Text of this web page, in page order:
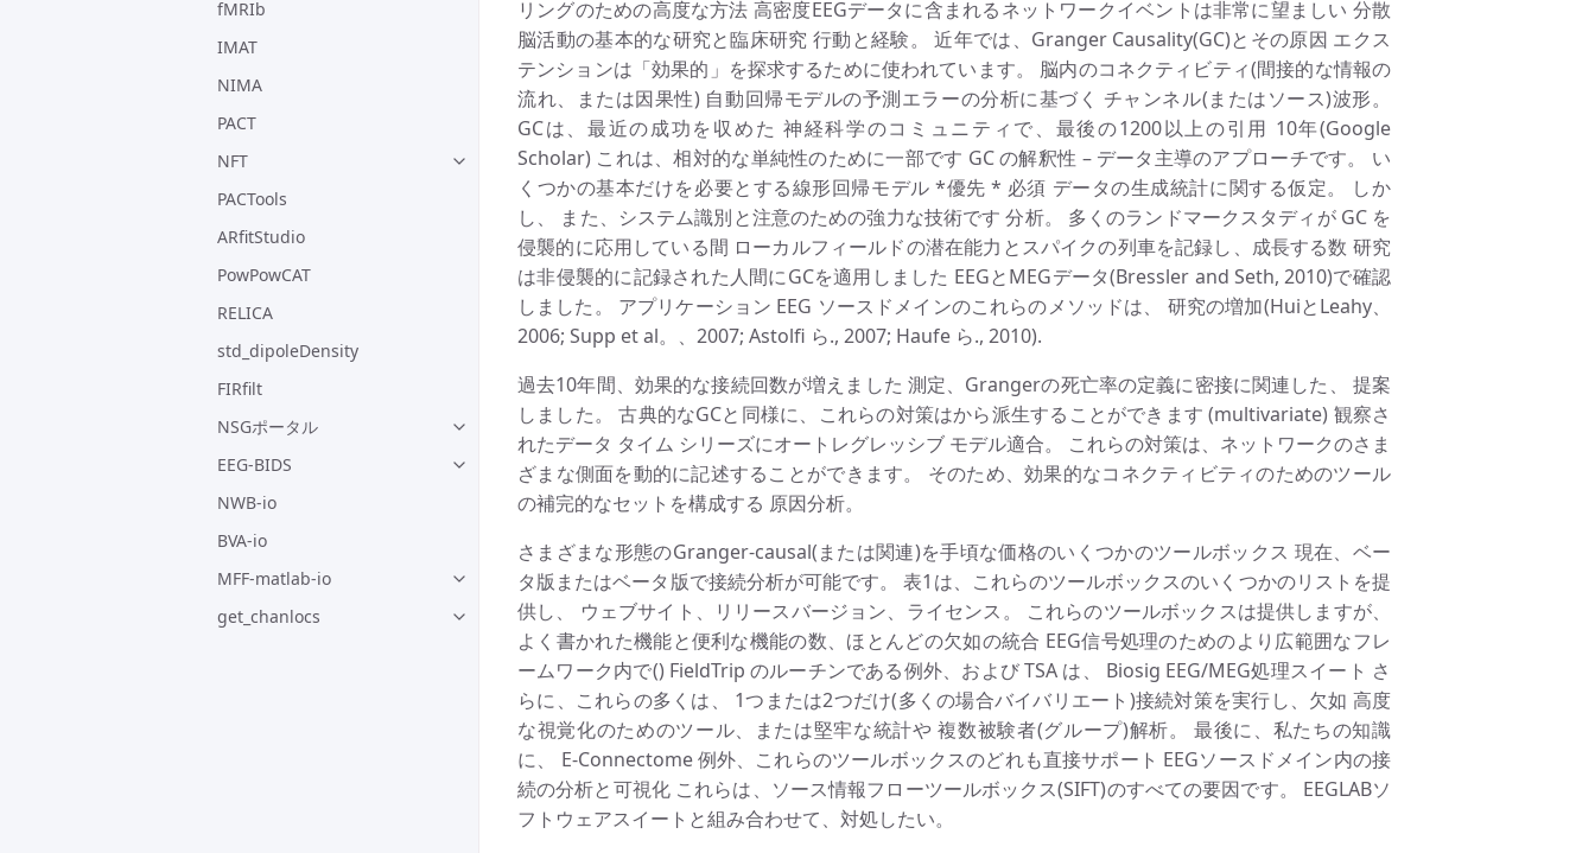
fMRIb
IMAT
NIMA
PACT
NFT
PACTools
ARfitStudio
PowPowCAT
RELICA
std_dipoleDensity
FIRfilt
NSGポータル
EEG-BIDS
NWB-io
BVA-io
MFF-matlab-io
get_chanlocs
リングのための高度な方法 高密度EEGデータに含まれるネットワークイベントは非常に望ましい 分散
脳活動の基本的な研究と臨床研究 行動と経験。 近年では、Granger Causality(GC)とその原因 エクス
テンションは「効果的」を探求するために使われています。 脳内のコネクティビティ(間接的な情報の
流れ、または因果性) 自動回帰モデルの予測エラーの分析に基づく チャンネル(またはソース)波形。
GCは、最近の成功を収めた 神経科学のコミュニティで、最後の1200以上の引用 10年(Google
Scholar) これは、相対的な単純性のために一部です GC の解釈性 – データ主導のアプローチです。 い
くつかの基本だけを必要とする線形回帰モデル *優先 * 必須 データの生成統計に関する仮定。 しか
し、 また、システム識別と注意のための強力な技術です 分析。 多くのランドマークスタディが GC を
侵襲的に応用している間 ローカルフィールドの潜在能力とスパイクの列車を記録し、成長する数 研究
は非侵襲的に記録された人間にGCを適用しました EEGとMEGデータ(Bressler and Seth, 2010)で確認
しました。 アプリケーション EEG ソースドメインのこれらのメソッドは、 研究の増加(HuiとLeahy、
2006; Supp et al。、2007; Astolfi ら., 2007; Haufe ら., 2010).
過去10年間、効果的な接続回数が増えました 測定、Grangerの死亡率の定義に密接に関連した、 提案
しました。 古典的なGCと同様に、これらの対策はから派生することができます (multivariate) 観察さ
れたデータ タイム シリーズにオートレグレッシブ モデル適合。 これらの対策は、ネットワークのさま
ざまな側面を動的に記述することができます。 そのため、効果的なコネクティビティのためのツール
の補完的なセットを構成する 原因分析。
さまざまな形態のGranger-causal(または関連)を手頃な価格のいくつかのツールボックス 現在、ベー
タ版またはベータ版で接続分析が可能です。 表1は、これらのツールボックスのいくつかのリストを提
供し、 ウェブサイト、リリースバージョン、ライセンス。 これらのツールボックスは提供しますが、
よく書かれた機能と便利な機能の数、ほとんどの欠如の統合 EEG信号処理のためのより広範囲なフレ
ームワーク内で() FieldTrip のルーチンである例外、および TSA は、 Biosig EEG/MEG処理スイート さ
らに、これらの多くは、 1つまたは2つだけ(多くの場合バイバリエート)接続対策を実行し、欠如 高度
な視覚化のためのツール、または堅牢な統計や 複数被験者(グループ)解析。 最後に、私たちの知識
に、 E-Connectome 例外、これらのツールボックスのどれも直接サポート EEGソースドメイン内の接
続の分析と可視化 これらは、ソース情報フローツールボックス(SIFT)のすべての要因です。 EEGLABソ
フトウェアスイートと組み合わせて、対処したい。